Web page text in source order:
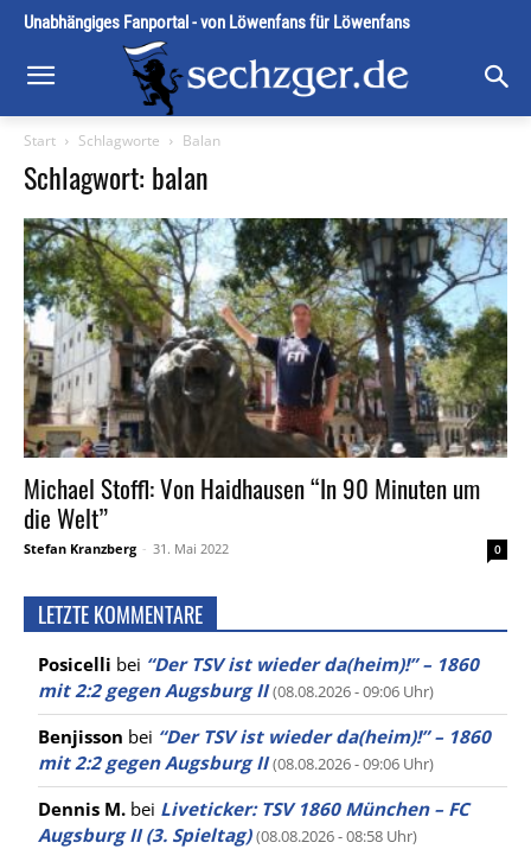
Unabhängiges Fanportal - von Löwenfans für Löwenfans
Start Schlagworte Balan
Schlagwort: balan
Michael Stoffl: Von Haidhausen “In 90 Minuten um
die Welt”
Stefan Kranzberg - 31. Mai 2022 0
LETZTE KOMMENTARE
Posicelli bei “Der TSV ist wieder da(heim)!” – 1860
mit 2:2 gegen Augsburg II (08.08.2026 - 09:06 Uhr)
Benjisson bei “Der TSV ist wieder da(heim)!” – 1860
mit 2:2 gegen Augsburg II (08.08.2026 - 09:06 Uhr)
Dennis M. bei Liveticker: TSV 1860 München – FC
Augsburg II (3. Spieltag) (08.08.2026 - 08:58 Uhr)